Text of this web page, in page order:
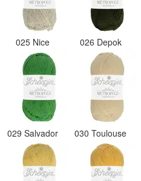
025 Nice 026 Depok
029 Salvador 030 Toulouse